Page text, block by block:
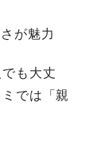
が魅力
も大丈
では「親